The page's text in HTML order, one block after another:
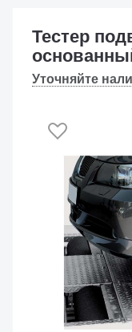
Тестер
Уточняйте